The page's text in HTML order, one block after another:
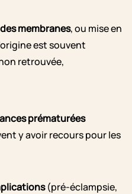
membranes, ou mise en
est souvent
retrouvée,
prématurées
y avoir recours pour les
(pré-éclampsie,